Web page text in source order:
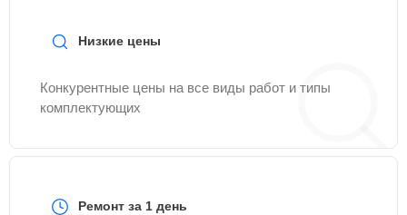
Низкие цены
Конкурентные цены на все виды работ и типы
комплектующих
Ремонт за 1 день